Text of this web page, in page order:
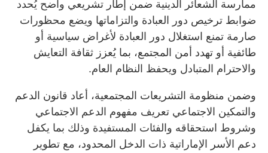
ممارسة الشعائر الدينية ضمن إطار تشريعي واضح يُحدد
ضوابط ترخيص دور العبادة والتزاماتها ويضع محظورات
صارمة تمنع استغلال دور العبادة لأغراض سياسية أو
طائفية أو تهدد أمن المجتمع، بما يُعزز ثقافة التعايش
والاحترام المتبادل ويحفظ النظام العام.
وضمن منظومة التشريعات المجتمعية، أعاد قانون الدعم
والتمكين الاجتماعي تعريف مفهوم الدعم الاجتماعي
وشروط استحقاقه والفئات المستفيدة وذلك بما يكفل
دعم الأسر الإماراتية ذات الدخل المحدود، مع تطوير